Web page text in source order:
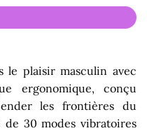
le plaisir masculin avec
ergonomique, conçu
les frontières du
30 modes vibratoires